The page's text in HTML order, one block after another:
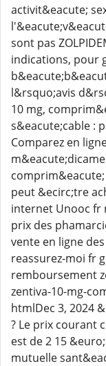
activit&eacute;
sont pas
indications, pour
l&rsquo;avis
10 mg,
s&eacute;cable :
Comparez en
peut &ecirc;tre
internet Unooc fr
prix des
vente en ligne
reassurez-moi fr
remboursement
zentiva-10-mg-
htmlDec 3, 2024
? Le prix courant
est de 2 15
mutuelle